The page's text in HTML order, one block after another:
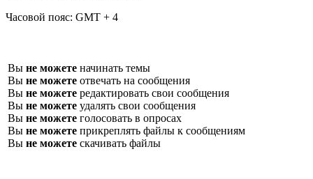
Часовой пояс: GMT + 4
Вы не можете начинать темы
Вы не можете отвечать на сообщения
Вы не можете редактировать свои сообщения
Вы не можете удалять свои сообщения
Вы не можете голосовать в опросах
Вы не можете прикреплять файлы к сообщениям
Вы не можете скачивать файлы